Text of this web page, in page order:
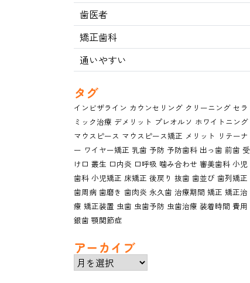
歯医者
矯正歯科
通いやすい
タグ
インビザライン カウンセリング クリーニング セラ
ミック治療 デメリット プレオルソ ホワイトニング
マウスピース マウスピース矯正 メリット リテーナ
ー ワイヤー矯正 乳歯 予防 予防歯科 出っ歯 前歯 受
け口 叢生 口内炎 口呼吸 噛み合わせ 審美歯科 小児
歯科 小児矯正 床矯正 後戻り 抜歯 歯並び 歯列矯正
歯周病 歯磨き 歯肉炎 永久歯 治療期間 矯正 矯正治
療 矯正装置 虫歯 虫歯予防 虫歯治療 装着時間 費用
銀歯 顎関節症
アーカイブ
ア
ー